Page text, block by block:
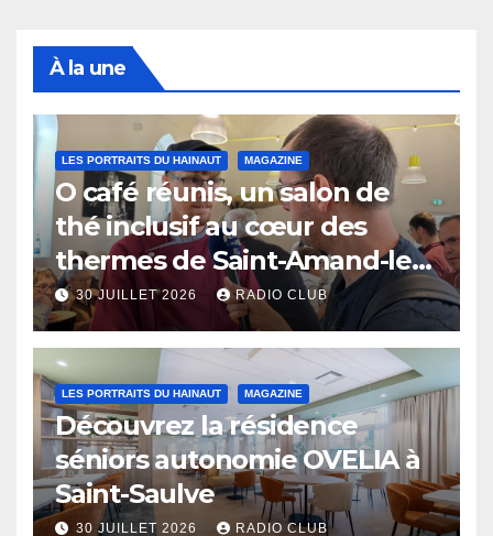
À la une
LES PORTRAITS DU HAINAUT MAGAZINE
O café réunis, un salon de
thé inclusif au cœur des
thermes de Saint-Amand-les-
Eaux
30 JUILLET 2026 RADIO CLUB
LES PORTRAITS DU HAINAUT MAGAZINE
Découvrez la résidence
séniors autonomie OVELIA à
Saint-Saulve
30 JUILLET 2026 RADIO CLUB